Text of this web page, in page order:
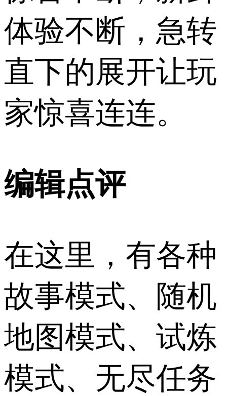
体验不断，急转
直下的展开让玩
家惊喜连连。
编辑点评
在这里，有各种
故事模式、随机
地图模式、试炼
模式、无尽任务